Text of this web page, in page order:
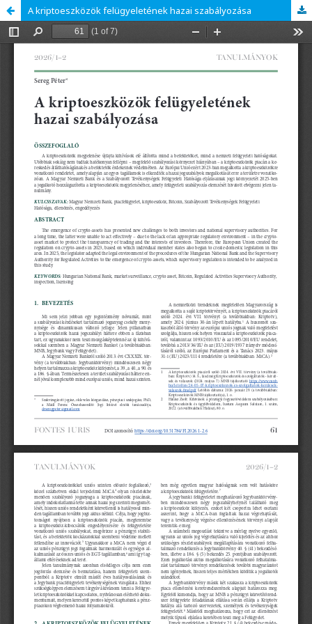
A kriptoeszközök felügyeletének hazai szabályozása